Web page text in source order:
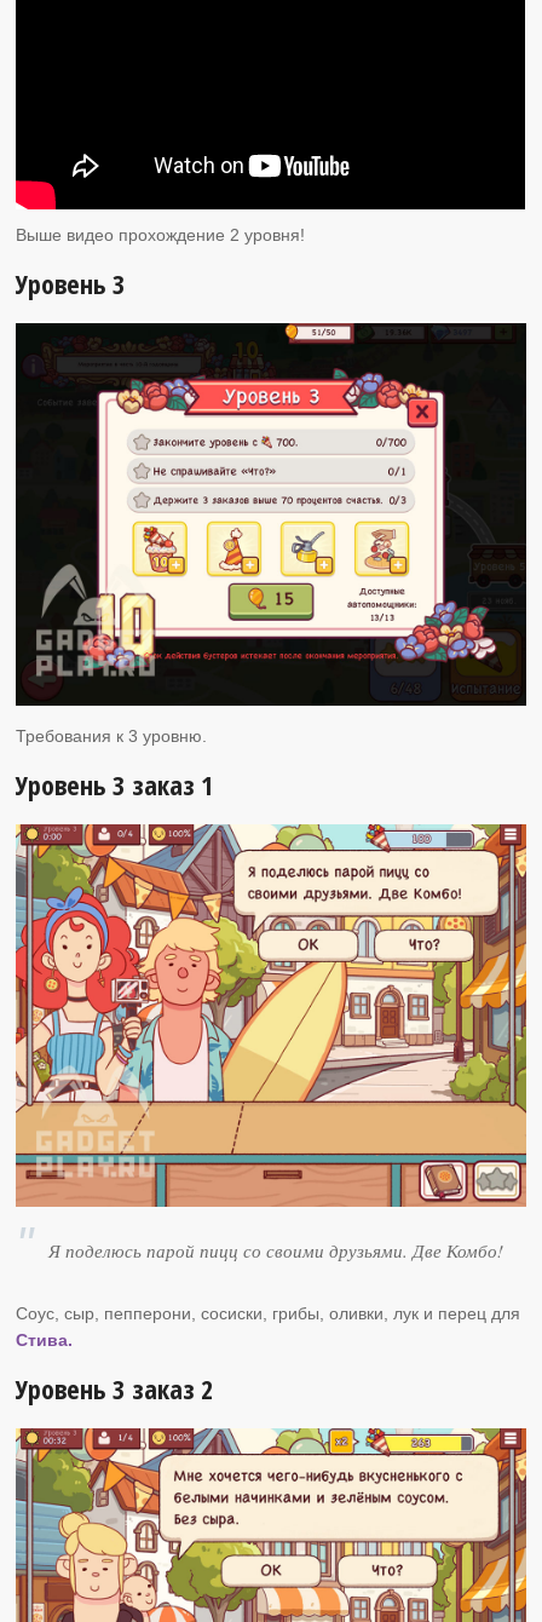
Выше видео прохождение 2 уровня!
Уровень 3
Требования к 3 уровню.
Уровень 3 заказ 1
Я поделюсь парой пицц со своими друзьями. Две Комбо!
Соус, сыр, пепперони, сосиски, грибы, оливки, лук и перец для
Стива.
Уровень 3 заказ 2